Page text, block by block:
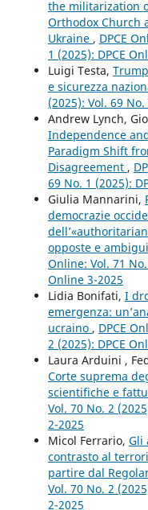
the militarization
Orthodox Church
Ukraine , DPCE
1 (2025): DPCE
Luigi Testa,
e sicurezza
(2025): Vol. 69
Andrew Lynch,
Independence
Paradigm Shift
Disagreement ,
69 No. 1 (2025):
Giulia Mannarini,
democrazie
opposte e
Online: Vol. 71
Online 3-2025
Lidia Bonifati, I
emergenza:
ucraino , DPCE
2 (2025): DPCE
Laura Arduini ,
Corte suprema
scientifiche e
Vol. 70 No. 2
2-2025
Micol Ferrario, Gli
contrasto al
partire dal
Vol. 70 No. 2
2-2025